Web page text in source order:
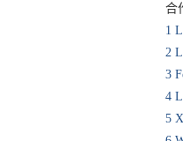
合
1
2
3
4
5